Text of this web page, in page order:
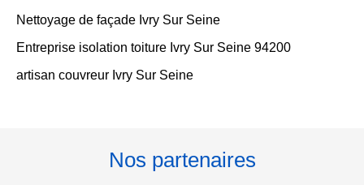
Nettoyage de façade Ivry Sur Seine
Entreprise isolation toiture Ivry Sur Seine 94200
artisan couvreur Ivry Sur Seine
Nos partenaires